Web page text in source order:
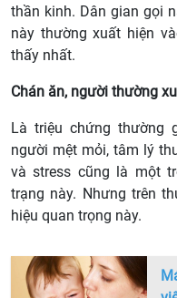
thần kinh. Dân gian gọi
này thường xuất hiện
thấy nhất.
Chán ăn, người thường
Là triệu chứng thường
người mệt mỏi, tâm lý
và stress cũng là một
trạng này. Nhưng trên
hiệu quan trọng này.